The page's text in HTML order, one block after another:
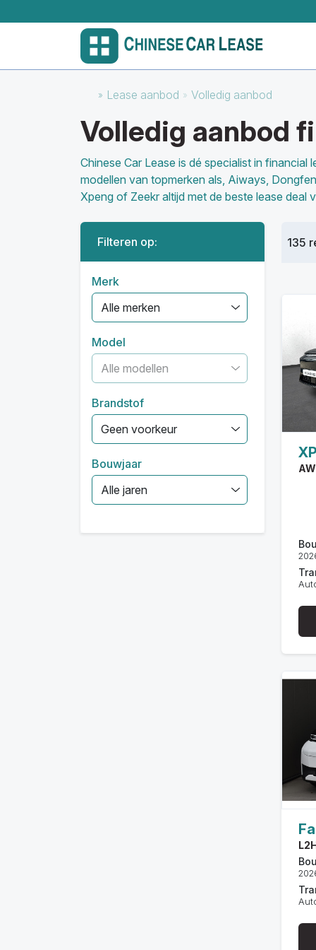
Lease aanbod Volledig aanbod
Volledig aanbod
Chinese Car Lease is dé specialist in
modellen van topmerken als, Aiways,
Xpeng of Zeekr altijd met de beste lease deal
Filteren op:
Merk
Alle merken
Model
Alle modellen
Brandstof
Geen voorkeur
Bouwjaar
Alle jaren
135